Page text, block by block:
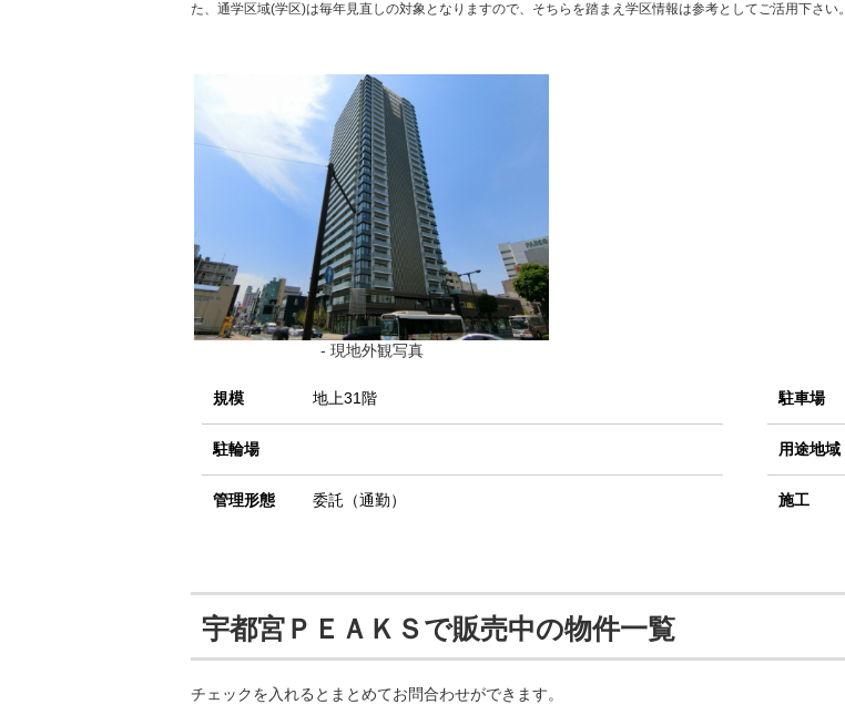
た、通学区域(学区)は毎年見直しの対象となりますので、そちらを踏まえ学区情報は参考としてご活用下さい。
- 現地外観写真
規模 地上31階
駐輪場
管理形態 委託（通勤）
駐車場
用途地域
施工
宇都宮ＰＥＡＫＳで販売中の物件一覧
チェックを入れるとまとめてお問合わせができます。